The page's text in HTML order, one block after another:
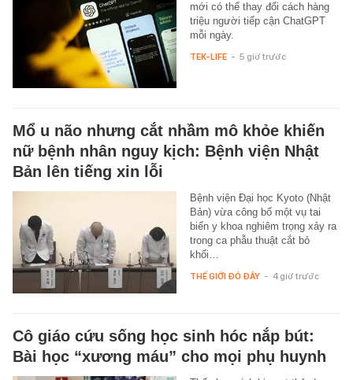
mới có thể thay đổi cách hàng
triệu người tiếp cận ChatGPT
mỗi ngày.
TEK-LIFE - 5 giờ trước
Mổ u não nhưng cắt nhầm mô khỏe khiến
nữ bệnh nhân nguy kịch: Bệnh viện Nhật
Bản lên tiếng xin lỗi
Bệnh viện Đại học Kyoto (Nhật
Bản) vừa công bố một vụ tai
biến y khoa nghiêm trọng xảy ra
trong ca phẫu thuật cắt bỏ
khối…
THẾ GIỚI ĐÓ ĐÂY - 4 giờ trước
Cô giáo cứu sống học sinh hóc nắp bút:
Bài học “xương máu” cho mọi phụ huynh